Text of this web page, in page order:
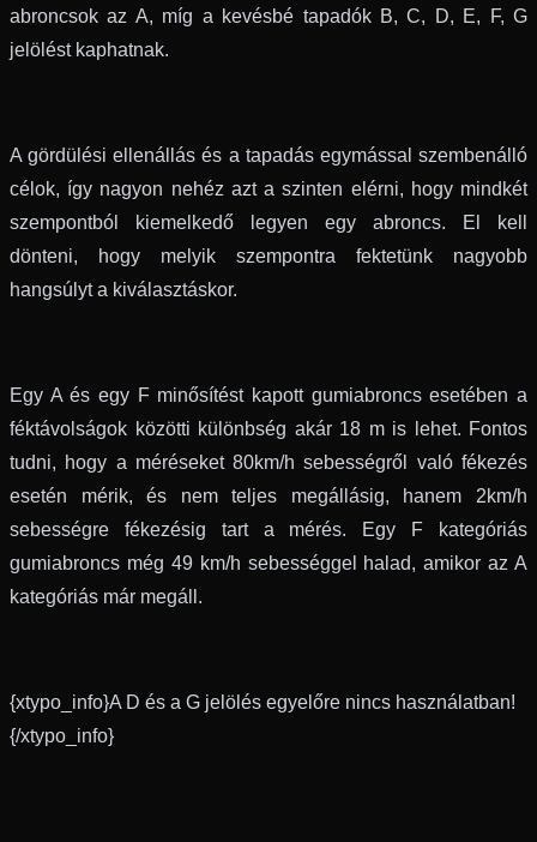
abroncsok az A, míg a kevésbé tapadók B, C, D, E, F, G
jelölést kaphatnak.
A gördülési ellenállás és a tapadás egymással szembenálló
célok, így nagyon nehéz azt a szinten elérni, hogy mindkét
szempontból kiemelkedő legyen egy abroncs. El kell
dönteni, hogy melyik szempontra fektetünk nagyobb
hangsúlyt a kiválasztáskor.
Egy A és egy F minősítést kapott gumiabroncs esetében a
féktávolságok közötti különbség akár 18 m is lehet. Fontos
tudni, hogy a méréseket 80km/h sebességről való fékezés
esetén mérik, és nem teljes megállásig, hanem 2km/h
sebességre fékezésig tart a mérés. Egy F kategóriás
gumiabroncs még 49 km/h sebességgel halad, amikor az A
kategóriás már megáll.
{xtypo_info}A D és a G jelölés egyelőre nincs használatban!
{/xtypo_info}